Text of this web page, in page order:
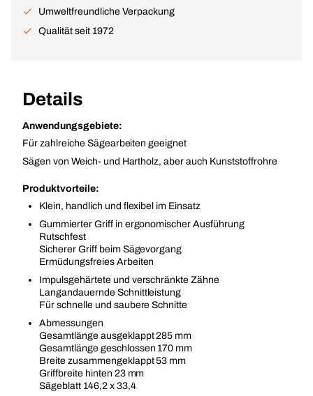
Umweltfreundliche Verpackung
Qualität seit 1972
Details
Anwendungsgebiete:
Für zahlreiche Sägearbeiten geeignet
Sägen von Weich- und Hartholz, aber auch Kunststoffrohre
Produktvorteile:
Klein, handlich und flexibel im Einsatz
Gummierter Griff in ergonomischer Ausführung
Rutschfest
Sicherer Griff beim Sägevorgang
Ermüdungsfreies Arbeiten
Impulsgehärtete und verschränkte Zähne
Langandauernde Schnittleistung
Für schnelle und saubere Schnitte
Abmessungen
Gesamtlänge ausgeklappt 285 mm
Gesamtlänge geschlossen 170 mm
Breite zusammengeklappt 53 mm
Griffbreite hinten 23 mm
Sägeblatt 146,2 x 33,4